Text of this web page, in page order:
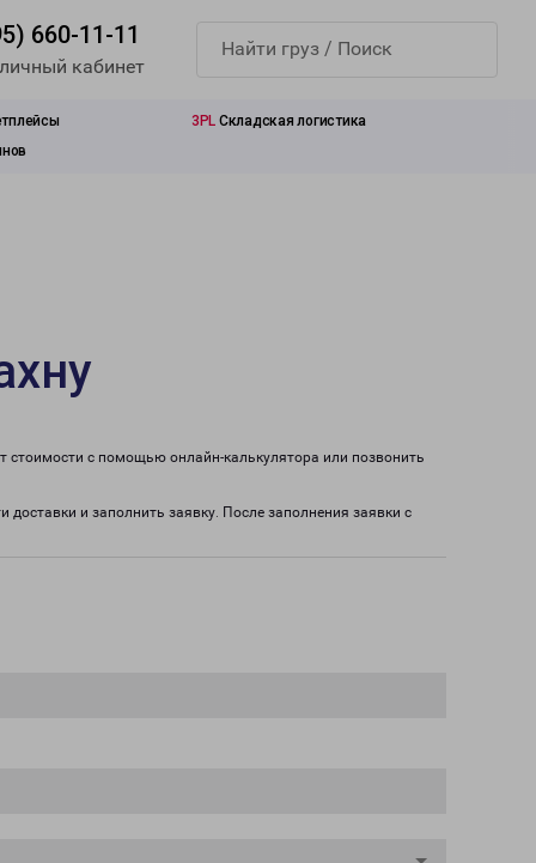
660-11-11
кабинет
3PL Складская логистика
стоимости с помощью онлайн-калькулятора или позвонить
и заполнить заявку. После заполнения заявки с